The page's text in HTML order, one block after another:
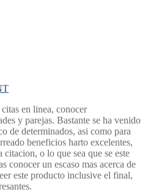
en linea, conocer
y parejas. Bastante se ha venido
de determinados, asi­ como para
beneficios harto excelentes,
citacion, o lo que sea que se este
conocer un escaso mas acerca de
este producto inclusive el final,